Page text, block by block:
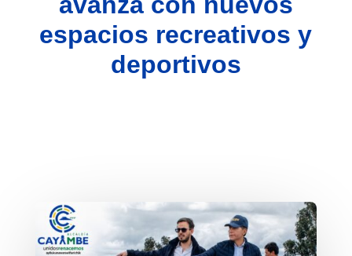
espacios recreativos y
deportivos